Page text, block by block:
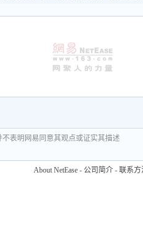
表明网易同意其观点或证实其描述
About NetEase - 公司简介 - 联系方